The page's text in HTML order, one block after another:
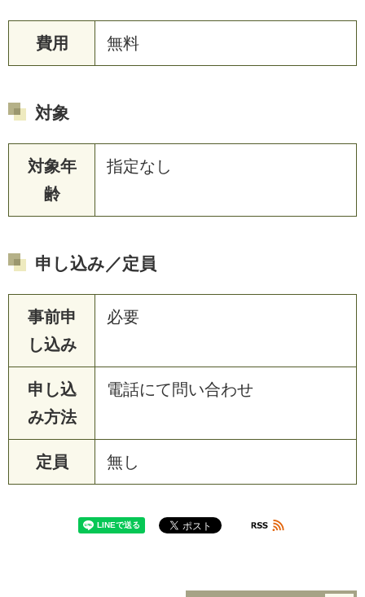
費用 無料
対象
対象年
齢
指定なし
申し込み／定員
事前申
し込み
必要
申し込
み方法
電話にて問い合わせ
定員 無し